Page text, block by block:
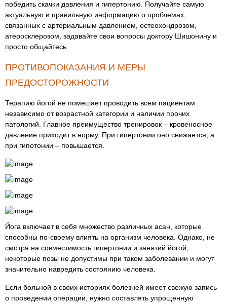
победить скачки давления и гипертонию. Получайте самую
актуальную и правильную информацию о проблемах,
связанных с артериальным давлением, остеохондрозом,
атеросклерозом, задавайте свои вопросы доктору Шишонину и
просто общайтесь.
ПРОТИВОПОКАЗАНИЯ И МЕРЫ
ПРЕДОСТОРОЖНОСТИ
Терапию йогой не помешает проводить всем пациентам
независимо от возрастной категории и наличии прочих
патологий. Главное преимущество тренировок – кровеносное
давление приходит в норму. При гипертонии оно снижается, а
при гипотонии – повышается.
Йога включает в себя множество различных асан, которые
способны по-своему влиять на организм человека. Однако, не
смотря на совместимость гипертонии и занятий йогой,
некоторые позы не допустимы при таком заболевании и могут
значительно навредить состоянию человека.
Если больной в своих историях болезней имеет свежую запись
о проведении операции, нужно составлять упрощенную